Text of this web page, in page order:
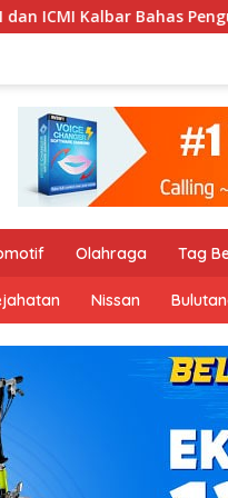
Penguatan Regulasi
Olahraga Tag
Nissan